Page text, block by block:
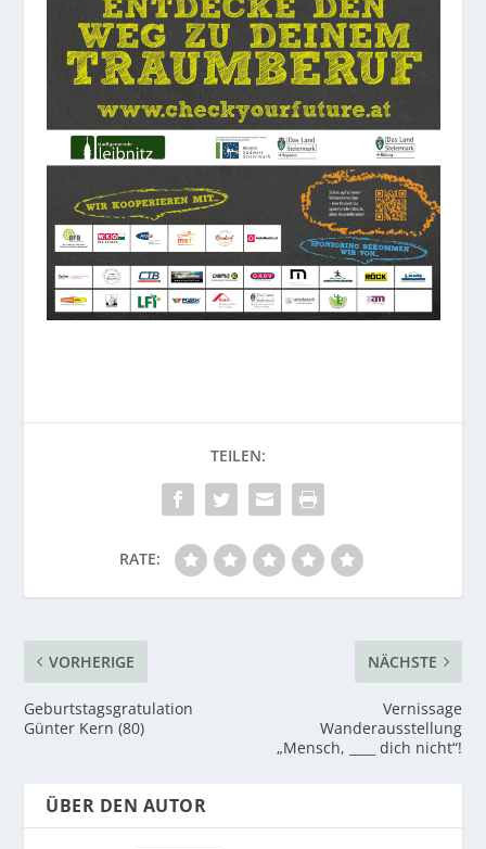
RATE:
VORHERIGE
Geburtstagsgratulation
Günter Kern (80)
NÄCHSTE
Vernissage
Wanderausstellung
„Mensch, ____ dich nicht“!
ÜBER DEN AUTOR